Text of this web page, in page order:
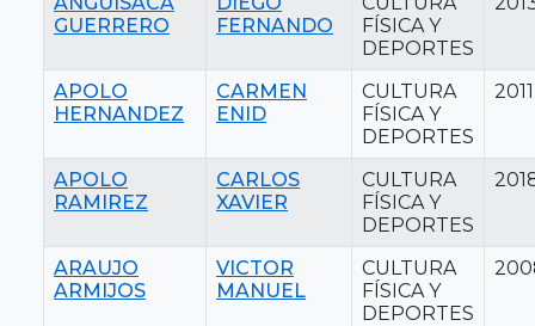
GUERRERO
FERNANDO
FÍSICA Y
DEPORTES
APOLO
HERNANDEZ
CARMEN
ENID
CULTURA
FÍSICA Y
DEPORTES
2011
APOLO
RAMIREZ
CARLOS
XAVIER
CULTURA
FÍSICA Y
DEPORTES
ARAUJO
ARMIJOS
VICTOR
MANUEL
CULTURA
FÍSICA Y
DEPORTES